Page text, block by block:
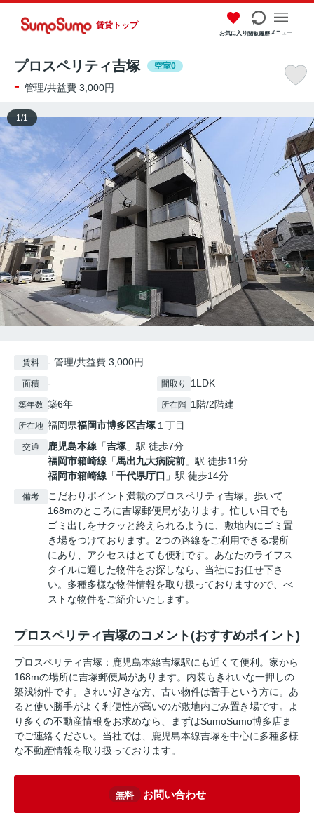
賃貸トップ
お気に入り閲覧履歴メニュー
プロスペリティ吉塚 空室0
- 管理/共益費 3,000円
1 /1
賃料 - 管理/共益費 3,000円
面積 - 間取り 1LDK
築年数 築6年 所在階 1階/2階建
所在地 福岡県福岡市博多区吉塚 １丁目
交通 鹿児島本線 「吉塚 」駅 徒歩7分
福岡市箱崎線 「馬出九大病院前 」駅 徒歩11分
福岡市箱崎線 「千代県庁口 」駅 徒歩14分
備考
こだわりポイント満載のプロスペリティ吉塚。歩いて
168mのところに吉塚郵便局があります。忙しい日でも
ゴミ出しをサクッと終えられるように、敷地内にゴミ置
き場をつけております。2つの路線をご利用できる場所
にあり、アクセスはとても便利です。あなたのライフス
タイルに適した物件をお探しなら、当社にお任せ下さ
い。多種多様な物件情報を取り扱っておりますので、べ
ストな物件をご紹介いたします。
プロスペリティ吉塚のコメント(おすすめポイント)
プロスペリティ吉塚：鹿児島本線吉塚駅にも近くて便利。家から
168mの場所に吉塚郵便局があります。内装もきれいな一押しの
築浅物件です。きれい好きな方、古い物件は苦手という方に。あ
ると使い勝手がよく利便性が高いのが敷地内ごみ置き場です。よ
り多くの不動産情報をお求めなら、まずはSumoSumo博多店ま
でご連絡ください。当社では、鹿児島本線吉塚を中心に多種多様
な不動産情報を取り扱っております。
無料 お問い合わせ